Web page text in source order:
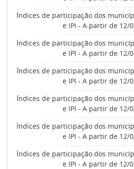
Índices de participação dos
e IPI - A partir de 12/
Índices de participação dos
e IPI - A partir de 12/
Índices de participação dos
e IPI - A partir de 12/
Índices de participação dos
e IPI - A partir de 12/
Índices de participação dos
e IPI - A partir de 12/
Índices de participação dos
e IPI - A partir de 12/